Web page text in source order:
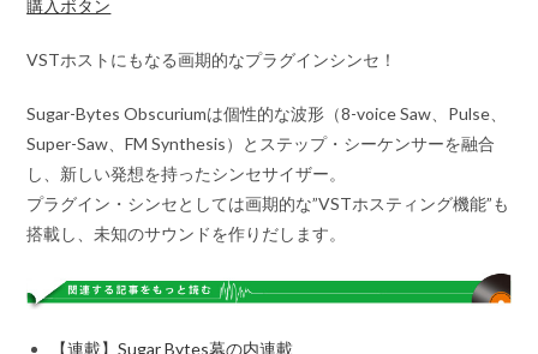
購入ボタン
VSTホストにもなる画期的なプラグインシンセ！
Sugar-Bytes Obscuriumは個性的な波形（8-voice Saw、Pulse、
Super-Saw、FM Synthesis）とステップ・シーケンサーを融合
し、新しい発想を持ったシンセサイザー。
プラグイン・シンセとしては画期的な”VSTホスティング機能”も
搭載し、未知のサウンドを作りだします。
【連載】Sugar Bytes幕の内連載